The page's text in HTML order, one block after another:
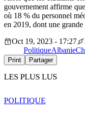
gouvernement affirme
où 18 % du personnel
en 2019, dont une
Oct 19, 2023 - 17:27
PolitiqueAlbanie
Print Partager
LES PLUS LUS
POLITIQUE